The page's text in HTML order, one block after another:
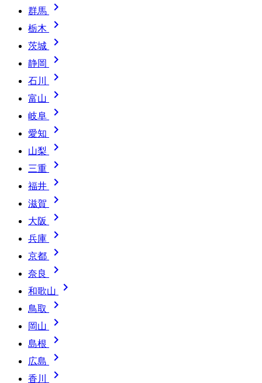
群馬 
栃木 
茨城 
静岡 
石川 
富山 
岐阜 
愛知 
山梨 
三重 
福井 
滋賀 
大阪 
兵庫 
京都 
奈良 
和歌山 
鳥取 
岡山 
島根 
広島 
香川 